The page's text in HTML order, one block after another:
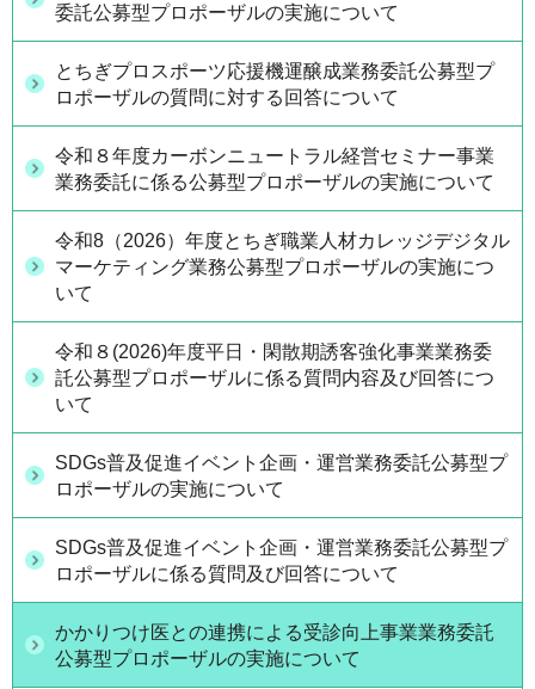
委託公募型プロポーザルの実施について
とちぎプロスポーツ応援機運醸成業務委託公募型プ
ロポーザルの質問に対する回答について
令和８年度カーボンニュートラル経営セミナー事業
業務委託に係る公募型プロポーザルの実施について
令和8（2026）年度とちぎ職業人材カレッジデジタル
マーケティング業務公募型プロポーザルの実施につ
いて
令和８(2026)年度平日・閑散期誘客強化事業業務委
託公募型プロポーザルに係る質問内容及び回答につ
いて
SDGs普及促進イベント企画・運営業務委託公募型プ
ロポーザルの実施について
SDGs普及促進イベント企画・運営業務委託公募型プ
ロポーザルに係る質問及び回答について
かかりつけ医との連携による受診向上事業業務委託
公募型プロポーザルの実施について